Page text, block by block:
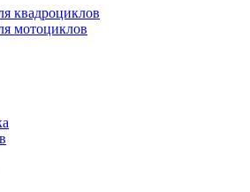
квадроциклов
мотоциклов